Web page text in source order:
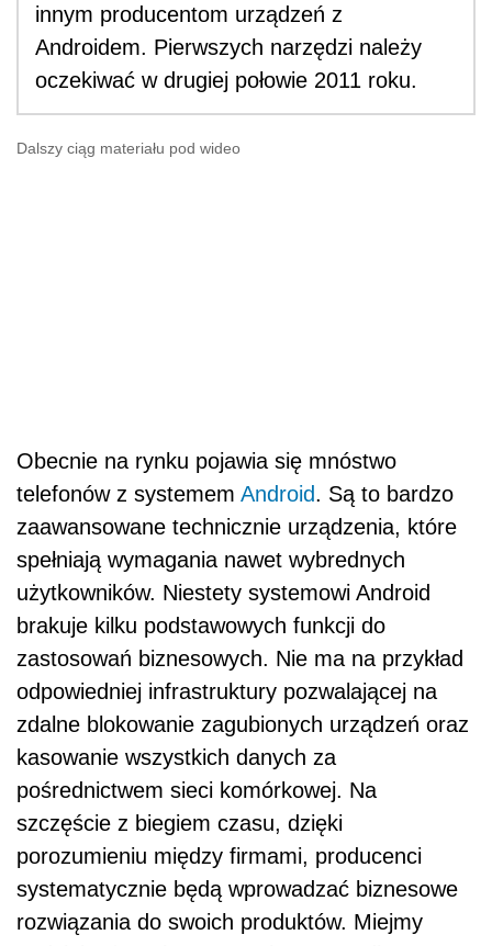
innym producentom urządzeń z
Androidem. Pierwszych narzędzi należy
oczekiwać w drugiej połowie 2011 roku.
Dalszy ciąg materiału pod wideo
Obecnie na rynku pojawia się mnóstwo
telefonów z systemem Android. Są to bardzo
zaawansowane technicznie urządzenia, które
spełniają wymagania nawet wybrednych
użytkowników. Niestety systemowi Android
brakuje kilku podstawowych funkcji do
zastosowań biznesowych. Nie ma na przykład
odpowiedniej infrastruktury pozwalającej na
zdalne blokowanie zagubionych urządzeń oraz
kasowanie wszystkich danych za
pośrednictwem sieci komórkowej. Na
szczęście z biegiem czasu, dzięki
porozumieniu między firmami, producenci
systematycznie będą wprowadzać biznesowe
rozwiązania do swoich produktów. Miejmy